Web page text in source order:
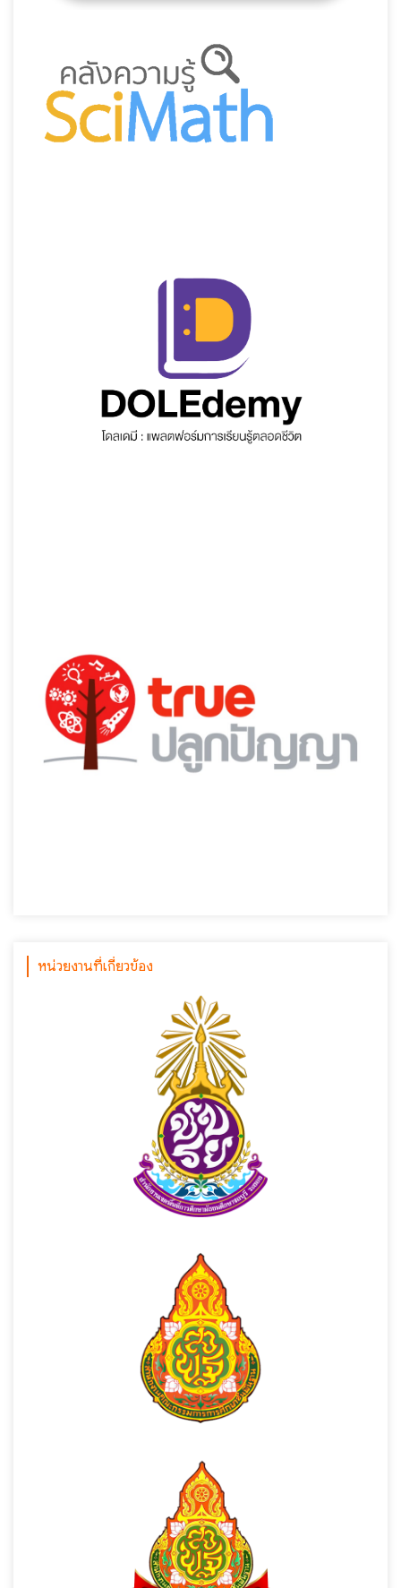
หน่วยงานที่เกี่ยวข้อง